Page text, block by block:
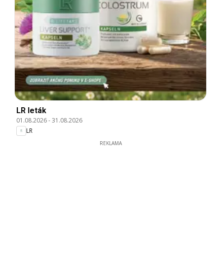
LR leták
01.08.2026-31.08.2026
LR
REKLAMA